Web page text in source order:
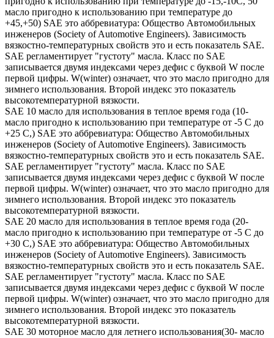
масло пригодно к использованию при температуре до
+45,+50) SAE это аббревиатура: Общество Автомобильных
инженеров (Society of Automotive Engineers). Зависимость
вязкостно-температурных свойств это и есть показатель SAE.
SAE регламентирует "густоту" масла. Класс по SAE
записывается двумя индексами через дефис с буквой W после
первой цифры. W(winter) означает, что это масло пригодно для
зимнего использования. Второй индекс это показатель
высокотемпературной вязкости.
SAE 10 масло для использования в теплое время года (10-
масло пригодно к использованию при температуре от -5 С до
+25 С,) SAE это аббревиатура: Общество Автомобильных
инженеров (Society of Automotive Engineers). Зависимость
вязкостно-температурных свойств это и есть показатель SAE.
SAE регламентирует "густоту" масла. Класс по SAE
записывается двумя индексами через дефис с буквой W после
первой цифры. W(winter) означает, что это масло пригодно для
зимнего использования. Второй индекс это показатель
высокотемпературной вязкости.
SAE 20 масло для использования в теплое время года (20-
масло пригодно к использованию при температуре от -5 С до
+30 С,) SAE это аббревиатура: Общество Автомобильных
инженеров (Society of Automotive Engineers). Зависимость
вязкостно-температурных свойств это и есть показатель SAE.
SAE регламентирует "густоту" масла. Класс по SAE
записывается двумя индексами через дефис с буквой W после
первой цифры. W(winter) означает, что это масло пригодно для
зимнего использования. Второй индекс это показатель
высокотемпературной вязкости.
SAE 30 моторное масло для летнего использования(30- масло